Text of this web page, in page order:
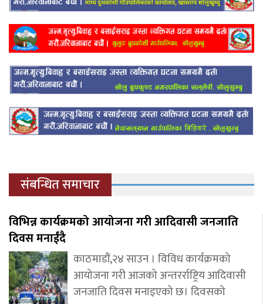
संबन्धित समाचार
विभिन्न कार्यक्रमको आयोजना गरी आदिवासी जनजाति
दिवस मनाईंदै
काठमाडौं,२४ साउन । विविध कार्यक्रमको
आयोजना गरी आजको अन्तरर्राष्ट्रिय आदिवासी
जनजाति दिवस मनाइएको छ। दिवसको